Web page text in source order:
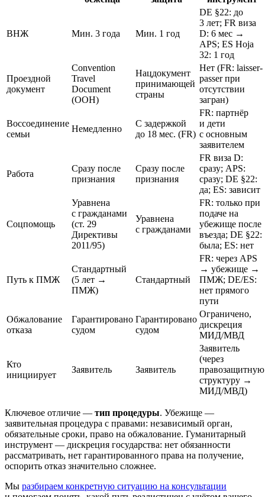
ВНЖ Мин. 3 года Мин. 1 год
DE §22: до
3 лет; FR виза
D: 6 мес →
APS; ES Hoja
32: 1 год
Проездной
документ
Convention
Travel
Document
(ООН)
Нацдокумент
принимающей
страны
Нет (FR: laisser-
passer при
отсутствии
загран)
Воссоединение
семьи
Немедленно
С задержкой
до 18 мес. (FR)
FR: партнёр
и дети
с основным
заявителем
Работа
Сразу после
признания
Сразу после
признания
FR виза D:
сразу; APS:
сразу; DE §22:
да; ES: зависит
Соцпомощь
Уравнена
с гражданами
(ст. 29
Директивы
2011/95)
Уравнена
с гражданами
FR: только при
подаче на
убежище после
въезда; DE §22:
была; ES: нет
Путь к ПМЖ
Стандартный
(5 лет →
ПМЖ)
Стандартный
FR: через APS
→ убежище →
ПМЖ; DE/ES:
нет прямого
пути
Обжалование
отказа
Гарантировано
судом
Гарантировано
судом
Ограничено,
дискреция
МИД/МВД
Кто
инициирует
Заявитель Заявитель
Заявитель
(через
правозащитную
структуру →
МИД/МВД)
Ключевое отличие — тип процедуры. Убежище —
заявительная процедура с правами: независимый орган,
обязательные сроки, право на обжалование. Гуманитарный
инструмент — дискреция государства: нет обязанности
рассматривать, нет гарантированного права на получение,
оспорить отказ значительно сложнее.
Мы разбираем конкретную ситуацию на консультации